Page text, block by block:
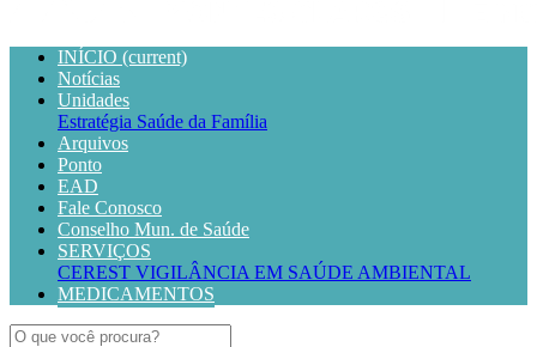
INÍCIO (current)
Notícias
Unidades
Estratégia Saúde da Família
Arquivos
Ponto
EAD
Fale Conosco
Conselho Mun. de Saúde
SERVIÇOS
CEREST VIGILÂNCIA EM SAÚDE AMBIENTAL
MEDICAMENTOS